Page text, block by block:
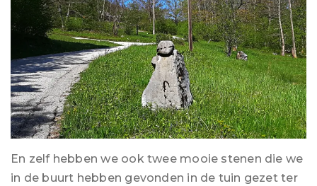
En zelf hebben we ook twee mooie stenen die we
in de buurt hebben gevonden in de tuin gezet ter